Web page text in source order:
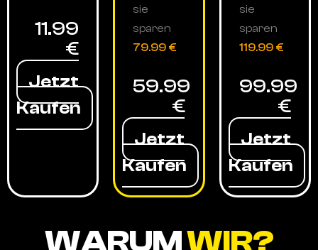
11.99
€
Jetzt
Kaufen
sie
sparen
79.99 €
59.99
€
Jetzt
Kaufen
sie
sparen
119.99 €
99.99
€
Jetzt
Kaufen
WARUMWIR?